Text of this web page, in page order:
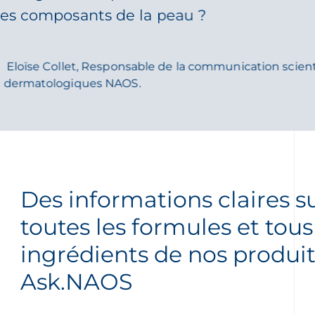
composants de la peau ?
Eloïse Collet, Responsable de la communication
dermatologiques NAOS.
Des informations claires
toutes les formules et
ingrédients de nos
Ask.NAOS